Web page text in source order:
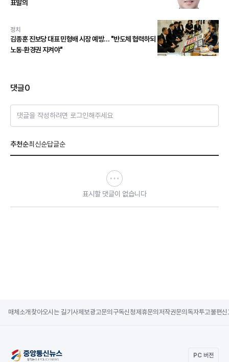
표발의
정치
김종훈 진보당 대표 민형배 시장 예방… "반도체 협력하되
노동·환경권 지켜야"
댓글0
댓글을 작성하려면 로그인해주세요
추천순최신순답글순
표시할 댓글이 없습니다
매체소개 찾아오시는 길기사제보광고문의 구독신청제휴문의 저작권문의 독자투고불편신
PC 버전